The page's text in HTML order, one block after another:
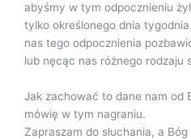
abyśmy w tym odpocznieniu
tylko określonego dnia
nas tego odpocznienia
lub nęcąc nas różnego rodzaju
Jak zachować to dane nam od
mówię w tym nagraniu.
Zapraszam do słuchania, a